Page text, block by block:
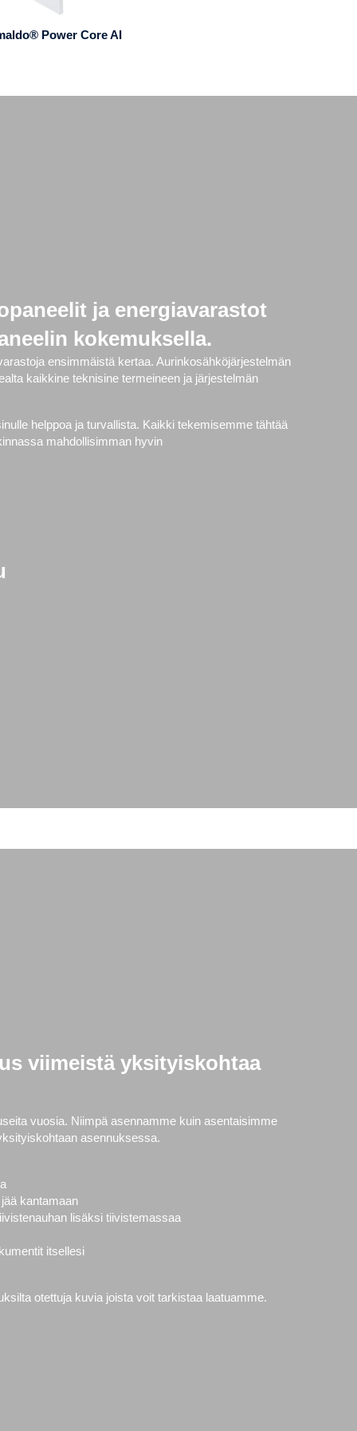
Power Core AI
ja energiavarastot
kokemuksella.
ensimmäistä kertaa. Aurinkosähköjärjestelmän
kaikkine teknisine termeineen ja järjestelmän
helppoa ja turvallista. Kaikki tekemisemme tähtää
mahdollisimman hyvin
viimeistä yksityiskohtaa
vuosia. Niimpä asennamme kuin asentaisimme
asennuksessa.
kantamaan
lisäksi tiivistemassaa
itsellesi
otettuja kuvia joista voit tarkistaa laatuamme.